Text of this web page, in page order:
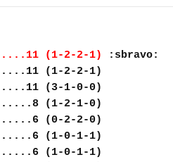
(1-2-2-1)
:sbravo:
(1-2-2-1)
(3-1-0-0)
(1-2-1-0)
(0-2-2-0)
(1-0-1-1)
(1-0-1-1)